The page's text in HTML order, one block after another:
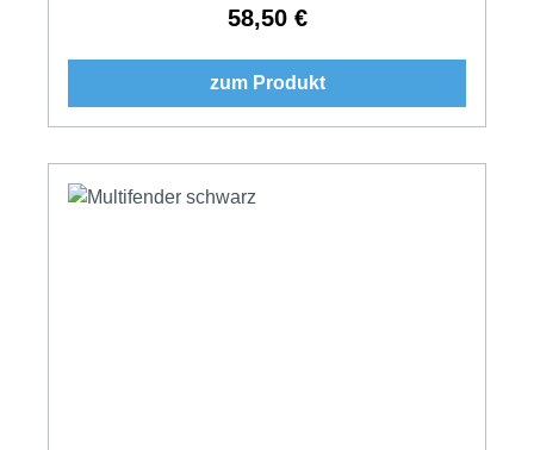
Regulärer Preis:
58,50 €
zum Produkt